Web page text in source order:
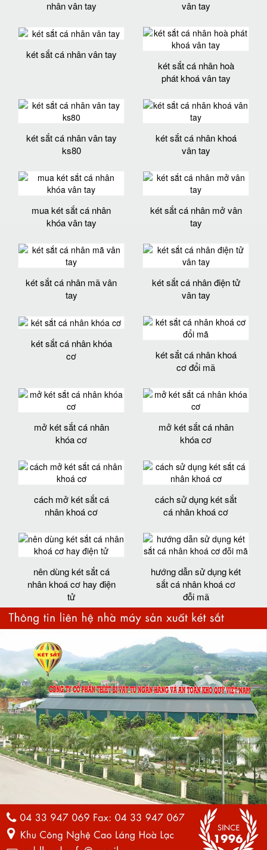
nhân vân tay
vân tay
két sắt cá nhân vân tay
két sắt cá nhân hoà
phát khoá vân tay
két sắt cá nhân vân tay
ks80
két sắt cá nhân khoá
vân tay
mua két sắt cá nhân
khóa vân tay
két sắt cá nhân mở vân
tay
két sắt cá nhân mã vân
tay
két sắt cá nhân điện tử
vân tay
két sắt cá nhân khóa
cơ
két sắt cá nhân khoá
cơ đổi mã
mở két sắt cá nhân
khóa cơ
mở két sắt cá nhân
khóa cơ
cách mở két sắt cá
nhân khoá cơ
cách sử dụng két sắt
cá nhân khoá cơ
nên dùng két sắt cá
nhân khoá cơ hay điện
tử
hướng dẫn sử dụng két
sắt cá nhân khoá cơ
đỗi mã